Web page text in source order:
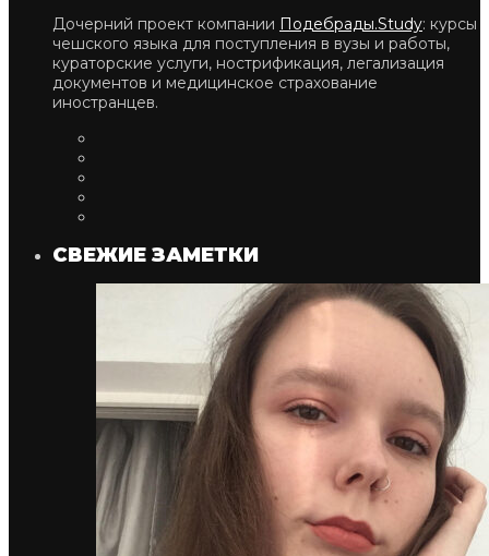
Дочерний проект компании Подебрады.Study: курсы
чешского языка для поступления в вузы и работы,
кураторские услуги, нострификация, легализация
документов и медицинское страхование
иностранцев.
СВЕЖИЕ ЗАМЕТКИ